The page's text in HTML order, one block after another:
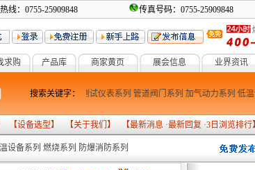
线：0755-25909848 传真号码：0755-25909848
求购 产品库 商家黄页 展会信息 业界资讯
搜索关键字：
系列 计量检测系列 测试仪表系列 管道阀门系列 加气动力系列 低温
【设备选型】 【关于我们 】 【最新消息 ·最新回复 ·3日浏览排行】
设备系列 燃烧系列 防爆消防系列